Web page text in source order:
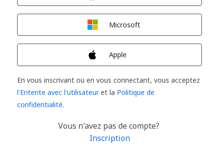
Microsoft
Apple
En vous inscrivant ou en vous connectant, vous acceptez
l'Entente avec l'utilisateuret la Politique de
confidentialité.
Vous n'avez pas de compte?
Inscription